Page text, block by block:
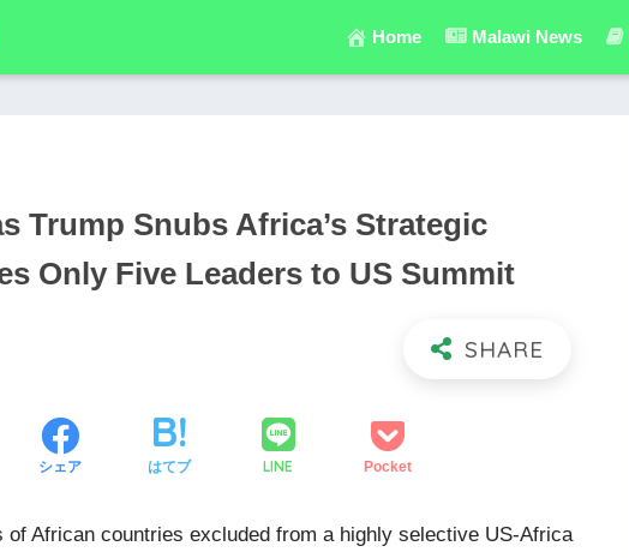
Home Malawi News
Trump Snubs Africa’s Strategic
Only Five Leaders to US Summit
シェア はてブ LINE Pocket
of African countries excluded from a highly selective US-Africa